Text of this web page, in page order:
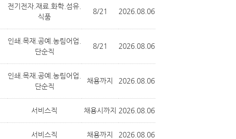
전기전자.재료.화학.섬유.
식품
8/21 2026.08.06
인쇄.목재.공예.농림어업.
단순직
8/21 2026.08.06
인쇄.목재.공예.농림어업.
단순직
채용까지 2026.08.06
서비스직 채용시까지 2026.08.06
서비스직 채용까지 2026.08.06